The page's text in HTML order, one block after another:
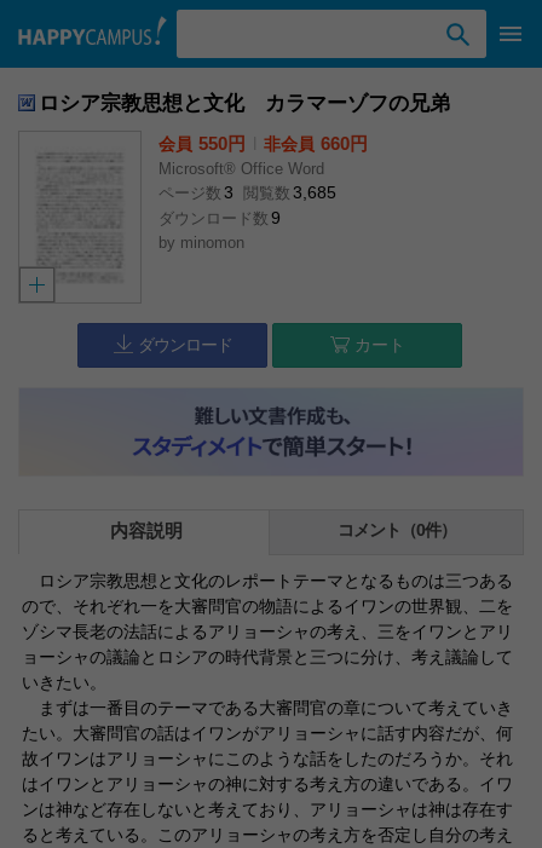
ロシア宗教思想と文化 カラマーゾフの兄弟
会員 550円 非会員 660円
Microsoft® Office Word
ページ数 3 閲覧数 3,685
ダウンロード数 9
by minomon
ダウンロード カート
内容説明 コメント（0件）
ロシア宗教思想と文化のレポートテーマとなるものは三つある
ので、それぞれ一を大審問官の物語によるイワンの世界観、二を
ゾシマ長老の法話によるアリョーシャの考え、三をイワンとアリ
ョーシャの議論とロシアの時代背景と三つに分け、考え議論して
いきたい。
まずは一番目のテーマである大審問官の章について考えていき
たい。大審問官の話はイワンがアリョーシャに話す内容だが、何
故イワンはアリョーシャにこのような話をしたのだろうか。それ
はイワンとアリョーシャの神に対する考え方の違いである。イワ
ンは神など存在しないと考えており、アリョーシャは神は存在す
ると考えている。このアリョーシャの考え方を否定し自分の考え